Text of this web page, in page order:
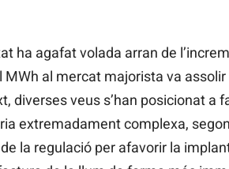
ha agafat volada arran de
al mercat majorista va
diverses veus s’han posicionat a
extremadament complexa,
la regulació per afavorir la